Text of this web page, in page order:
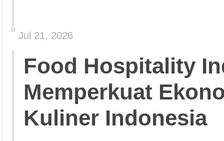
Jul 21, 2026
Food Hospitality
Memperkuat
Kuliner Indonesia